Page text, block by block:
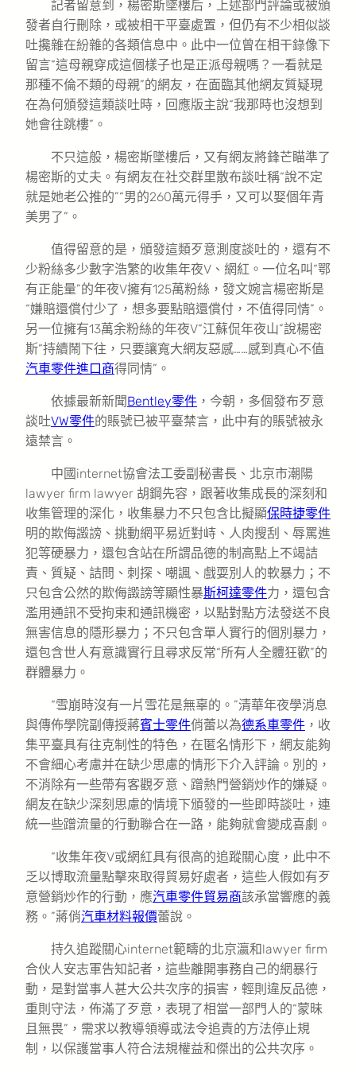
記者留意到，楊密斯墜樓后，上述部門評論或被頒
發者自行刪除，或被相干平臺處置，但仍有不少相似談
吐攙雜在紛雜的各類信息中。此中一位曾在相干錄像下
留言“這母親穿成這個樣子也是正派母親嗎？一看就是
那種不倫不類的母親”的網友，在面臨其他網友質疑現
在為何頒發這類談吐時，回應版主說“我那時也沒想到
她會往跳樓”。
不只這般，楊密斯墜樓后，又有網友將鋒芒瞄準了
楊密斯的丈夫。有網友在社交群里散布談吐稱“說不定
就是她老公推的”“男的260萬元得手，又可以娶個年青
美男了”。
值得留意的是，頒發這類歹意測度談吐的，還有不
少粉絲多少數字浩繁的收集年夜V、網紅。一位名叫“鄂
有正能量”的年夜V擁有125萬粉絲，發文婉言楊密斯是
“嫌賠還償付少了，想多要點賠還償付，不值得同情”。
另一位擁有13萬余粉絲的年夜V“江蘇侃年夜山”說楊密
斯“持續鬧下往，只要讓寬大網友惡感……感到真心不值
汽車零件進口商得同情”。
依據最新新聞Bentley零件 ，今朝，多個發布歹意
談吐VW零件的賬號已被平臺禁言，此中有的賬號被永
遠禁言。
中國internet協會法工委副秘書長、北京市潮陽
lawyer firm lawyer 胡鋼先容，跟著收集成長的深刻和
收集管理的深化，收集暴力不只包含比擬顯保時捷零件
明的欺侮譭謗、挑動網平易近對峙、人肉搜刮、辱罵進
犯等硬暴力，還包含站在所謂品德的制高點上不竭詰
責、質疑、詰問、刺探、嘲諷、戲耍別人的軟暴力；不
只包含公然的欺侮譭謗等顯性暴斯柯達零件力，還包含
濫用通訊不受拘束和通訊機密，以點對點方法發送不良
無害信息的隱形暴力；不只包含單人實行的個別暴力，
還包含世人有意識實行且尋求反常“所有人全體狂歡”的
群體暴力。
“雪崩時沒有一片雪花是無辜的。”清華年夜學消息
與傳佈學院副傳授蔣賓士零件俏蕾以為德系車零件 ，收
集平臺具有往克制性的特色，在匿名情形下，網友能夠
不會細心考慮并在缺少思慮的情形下介入評論。別的，
不消除有一些帶有客觀歹意、蹭熱門營銷炒作的嫌疑。
網友在缺少深刻思慮的情境下頒發的一些即時談吐，連
統一些蹭流量的行動聯合在一路，能夠就會變成喜劇。
“收集年夜V或網紅具有很高的追蹤關心度，此中不
乏以博取流量點擊來取得貿易好處者，這些人假如有歹
意營銷炒作的行動，應汽車零件貿易商該承當響應的義
務。”蔣俏汽車材料報價蕾說。
持久追蹤關心internet範疇的北京瀛和lawyer firm
合伙人安志軍告知記者，這些離開事務自己的網暴行
動，是對當事人甚大公共次序的損害，輕則違反品德，
重則守法，佈滿了歹意，表現了相當一部門人的“蒙昧
且無畏”，需求以教導領導或法令追責的方法停止規
制，以保護當事人符合法規權益和傑出的公共次序。